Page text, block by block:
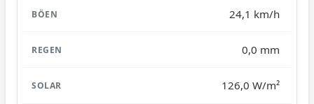
24,1 km/h
0,0 mm
126,0 W/m²